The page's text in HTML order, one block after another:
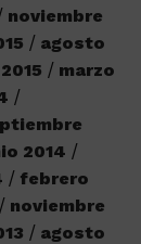
noviembre
agosto
marzo
2014
febrero
noviembre
agosto